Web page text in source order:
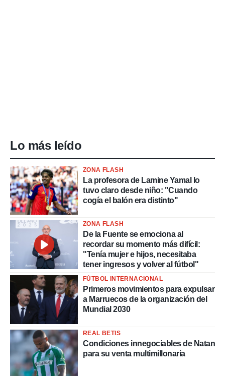
Lo más leído
ZONA FLASH
La profesora de Lamine Yamal lo
tuvo claro desde niño: "Cuando
cogía el balón era distinto"
ZONA FLASH
De la Fuente se emociona al
recordar su momento más difícil:
"Tenía mujer e hijos, necesitaba
tener ingresos y volver al fútbol"
FÚTBOL INTERNACIONAL
Primeros movimientos para expulsar
a Marruecos de la organización del
Mundial 2030
REAL BETIS
Condiciones innegociables de Natan
para su venta multimillonaria